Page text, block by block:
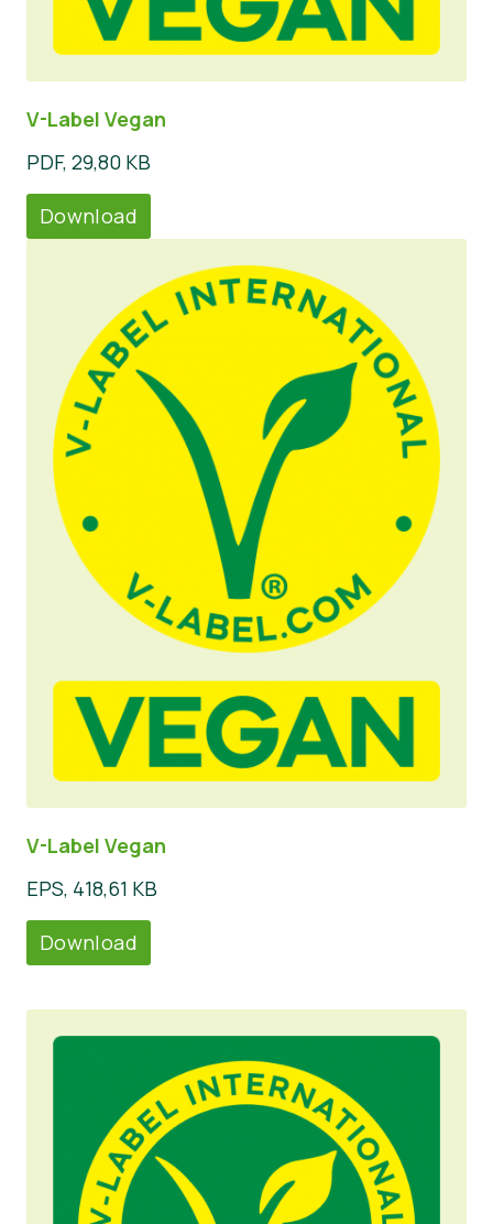
V-Label Vegan
PDF, 29,80 KB
Download
V-Label Vegan
EPS, 418,61 KB
Download